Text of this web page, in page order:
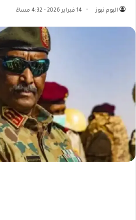
اليوم نيوز 14 فبراير 2026 - 4:32 مساءً